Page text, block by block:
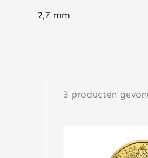
2,7 mm
3 producten
Klik